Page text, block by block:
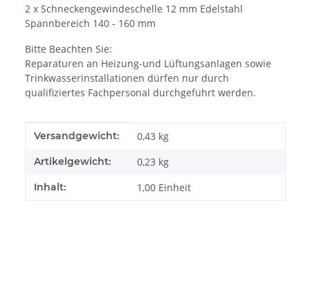
2 x Schneckengewindeschelle 12 mm Edelstahl
Spannbereich 140 - 160 mm
Bitte Beachten Sie:
Reparaturen an Heizung-und Lüftungsanlagen sowie
Trinkwasserinstallationen dürfen nur durch
qualifiziertes Fachpersonal durchgeführt werden.
Produkteigenschaft
Wert
Versandgewicht: 0,43 kg
Artikelgewicht: 0,23 kg
Inhalt: 1,00 Einheit